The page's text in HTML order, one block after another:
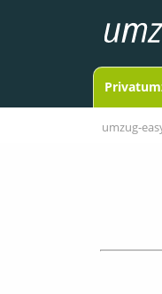
Open
umzug-